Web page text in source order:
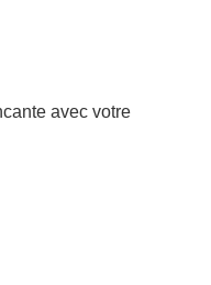
avec votre